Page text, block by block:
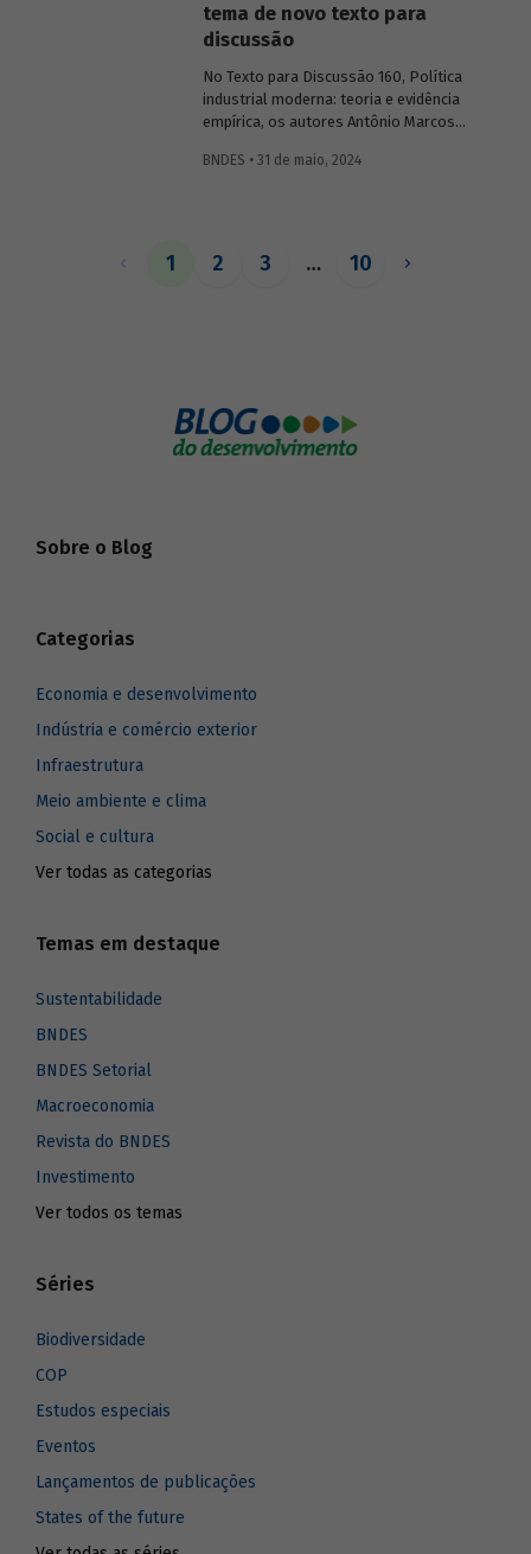
tema de novo texto para
discussão
No Texto para Discussão 160, Política
industrial moderna: teoria e evidência
empírica, os autores Antônio Marcos
apresentam um panorama geral
diferentes países e contextos.
BNDES • 31 de maio, 2024
1 2 3 … 10
Sobre o Blog
Categorias
Economia e desenvolvimento
Indústria e comércio exterior
Infraestrutura
Meio ambiente e clima
Social e cultura
Ver todas as categorias
Temas em destaque
Sustentabilidade
BNDES
BNDES Setorial
Macroeconomia
Revista do BNDES
Investimento
Ver todos os temas
Séries
Biodiversidade
COP
Estudos especiais
Eventos
Lançamentos de publicações
States of the future